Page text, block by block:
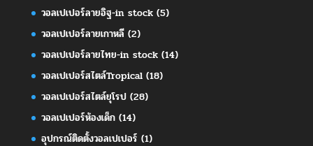
วอลเปเปอร์ลายอิฐ-in stock(5)
วอลเปเปอร์ลายเกาหลี(2)
วอลเปเปอร์ลายไทย-in stock(14)
วอลเปเปอร์สไตล์Tropical(18)
วอลเปเปอร์สไตล์ยุโรป(28)
วอลเปเปอร์ห้องเด็ก(14)
อุปกรณ์ติดตั้งวอลเปเปอร์ (1)